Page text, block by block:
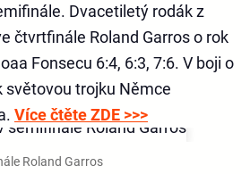
Dvacetiletý rodák z
čtvrtfinále Roland Garros o rok
Fonsecu 6:4, 6:3, 7:6. V boji o
světovou trojku Němce
Více čtěte ZDE >>>
Roland Garros